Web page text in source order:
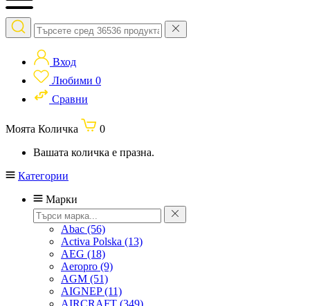
Вход
Любими 0
Сравни
Моята Количка
0
Вашата количка е празна.
Категории
Марки
Abac (56)
Activa Polska (13)
AEG (18)
Aeropro (9)
AGM (51)
AIGNEP(11)
AIRCRAFT (349)